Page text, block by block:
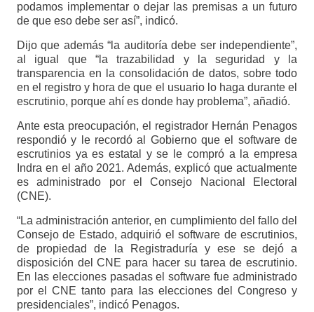
podamos implementar o dejar las premisas a un futuro
de que eso debe ser así”, indicó.
Dijo que además “la auditoría debe ser independiente”,
al igual que “la trazabilidad y la seguridad y la
transparencia en la consolidación de datos, sobre todo
en el registro y hora de que el usuario lo haga durante el
escrutinio, porque ahí es donde hay problema”, añadió.
Ante esta preocupación, el registrador Hernán Penagos
respondió y le recordó al Gobierno que el software de
escrutinios ya es estatal y se le compró a la empresa
Indra en el año 2021. Además, explicó que actualmente
es administrado por el Consejo Nacional Electoral
(CNE).
“La administración anterior, en cumplimiento del fallo del
Consejo de Estado, adquirió el software de escrutinios,
de propiedad de la Registraduría y ese se dejó a
disposición del CNE para hacer su tarea de escrutinio.
En las elecciones pasadas el software fue administrado
por el CNE tanto para las elecciones del Congreso y
presidenciales”, indicó Penagos.